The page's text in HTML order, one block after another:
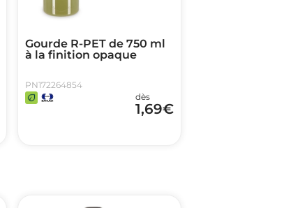
Gourde R-PET de 750 ml
à la finition opaque
PN172264854
dès
1,69€